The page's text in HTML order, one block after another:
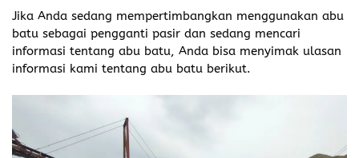
Jika Anda sedang mempertimbangkan menggunakan abu
batu sebagai pengganti pasir dan sedang mencari
informasi tentang abu batu, Anda bisa menyimak ulasan
informasi kami tentang abu batu berikut.